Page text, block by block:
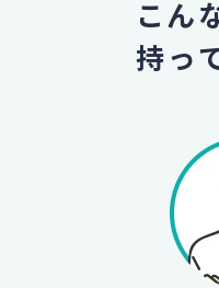
こん
持っ